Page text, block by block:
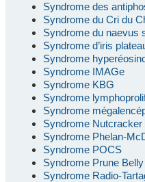
Syndrome des
Syndrome du Cri du
Syndrome du naevus
Syndrome d’iris
Syndrome
Syndrome IMAGe
Syndrome KBG
Syndrome
Syndrome
Syndrome Nutcracker
Syndrome Phelan-
Syndrome POCS
Syndrome Prune Belly
Syndrome Radio-